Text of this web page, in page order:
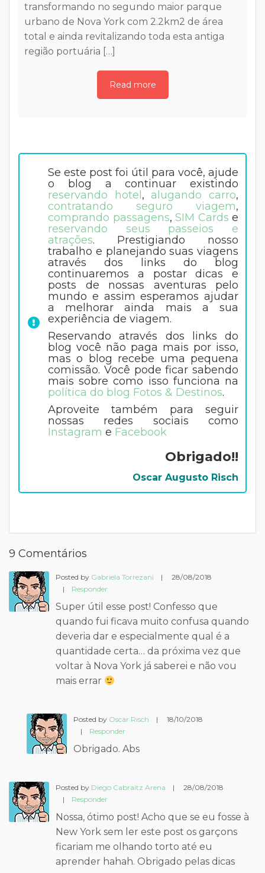
transformando no segundo maior parque
urbano de Nova York com 2.2km2 de área
total e ainda revitalizando toda esta antiga
região portuária […]
Read more
Se este post foi útil para você, ajude
o blog a continuar existindo
reservando hotel, alugando carro,
contratando seguro viagem,
comprando passagens, SIM Cards e
reservando seus passeios e
atrações. Prestigiando nosso
trabalho e planejando suas viagens
através dos links do blog
continuaremos a postar dicas e
posts de nossas aventuras pelo
mundo e assim esperamos ajudar
a melhorar ainda mais a sua
experiência de viagem.
Reservando através dos links do
blog você não paga mais por isso,
mas o blog recebe uma pequena
comissão. Você pode ficar sabendo
mais sobre como isso funciona na
política do blog Fotos & Destinos.
Aproveite também para seguir
nossas redes sociais como
Instagram e Facebook
Obrigado!!
Oscar Augusto Risch
9 Comentários
Posted by Gabriela Torrezani |
28/08/2018
|
Responder
Super útil esse post! Confesso que
quando fui ficava muito confusa quando
deveria dar e especialmente qual é a
quantidade certa… da próxima vez que
voltar à Nova York já saberei e não vou
mais errar
Posted by Oscar Risch |
18/10/2018
|
Responder
Obrigado. Abs
Posted by Diego Cabraitz Arena |
28/08/2018
|
Responder
Nossa, ótimo post! Acho que se eu fosse à
New York sem ler este post os garçons
ficariam me olhando torto até eu
aprender hahah. Obrigado pelas dicas